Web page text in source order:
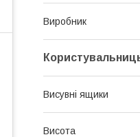
Виробник
Висувні ящики
Висота